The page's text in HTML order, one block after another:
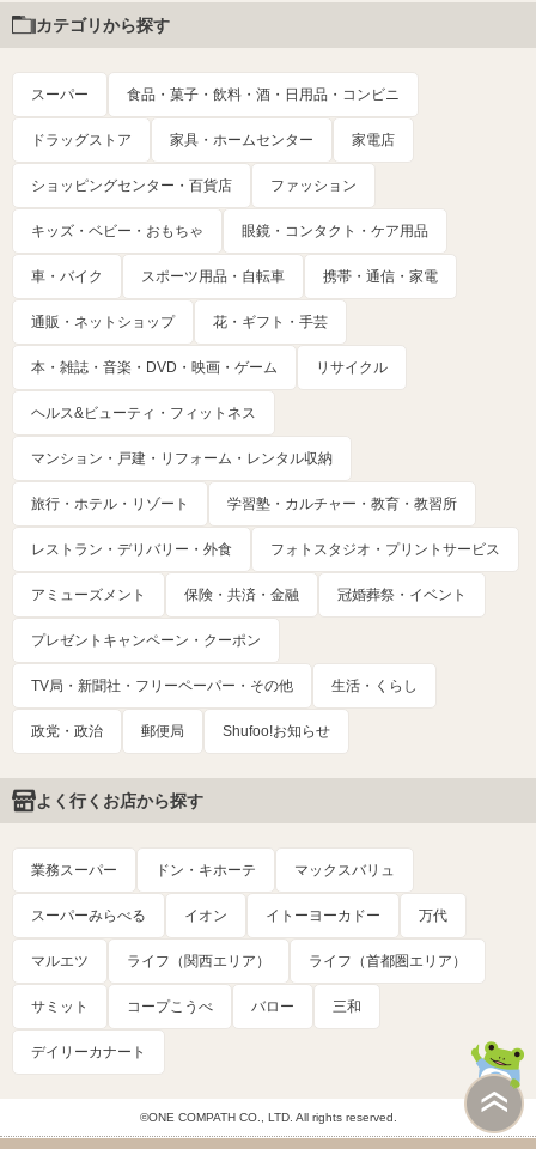
カテゴリから探す
スーパー 食品・菓子・飲料・酒・日用品・コンビニ
ドラッグストア 家具・ホームセンター 家電店
ショッピングセンター・百貨店 ファッション
キッズ・ベビー・おもちゃ 眼鏡・コンタクト・ケア用品
車・バイク スポーツ用品・自転車 携帯・通信・家電
通販・ネットショップ 花・ギフト・手芸
本・雑誌・音楽・DVD・映画・ゲーム リサイクル
ヘルス&ビューティ・フィットネス
マンション・戸建・リフォーム・レンタル収納
旅行・ホテル・リゾート 学習塾・カルチャー・教育・教習所
レストラン・デリバリー・外食 フォトスタジオ・プリントサービス
アミューズメント 保険・共済・金融 冠婚葬祭・イベント
プレゼントキャンペーン・クーポン
TV局・新聞社・フリーペーパー・その他 生活・くらし
政党・政治 郵便局 Shufoo!お知らせ
よく行くお店から探す
業務スーパー ドン・キホーテ マックスバリュ
スーパーみらべる イオン イトーヨーカドー 万代
マルエツ ライフ（関西エリア） ライフ（首都圏エリア）
サミット コープこうべ バロー 三和
デイリーカナート
©ONE COMPATH CO., LTD. All rights reserved.